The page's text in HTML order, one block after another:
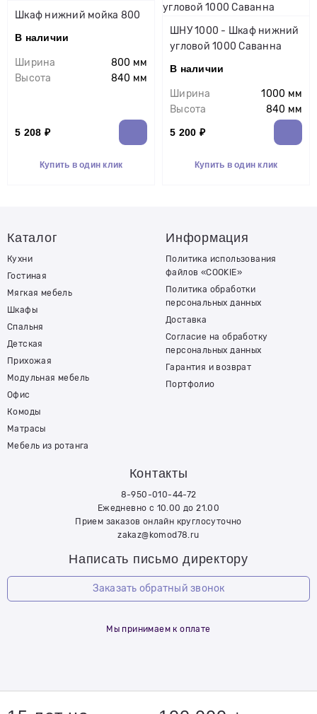
Шкаф нижний мойка 800
В наличии
Ширина
800 мм
Высота
840 мм
5 208 ₽
Купить в один клик
ШНУ 1000 - Шкаф нижний
угловой 1000 Саванна
В наличии
Ширина
1000 мм
Высота
840 мм
5 200 ₽
Купить в один клик
Каталог
Кухни
Гостиная
Мягкая мебель
Шкафы
Спальня
Детская
Прихожая
Модульная мебель
Офис
Комоды
Матрасы
Мебель из ротанга
Информация
Политика использования
файлов «COOKIE»
Политика обработки
персональных данных
Доставка
Согласие на обработку
персональных данных
Гарантия и возврат
Портфолио
Контакты
8-950-010-44-72
Ежедневно с 10.00 до 21.00
Прием заказов онлайн круглосуточно
zakaz@komod78.ru
Написать письмо директору
Заказать обратный звонок
Мы принимаем к оплате